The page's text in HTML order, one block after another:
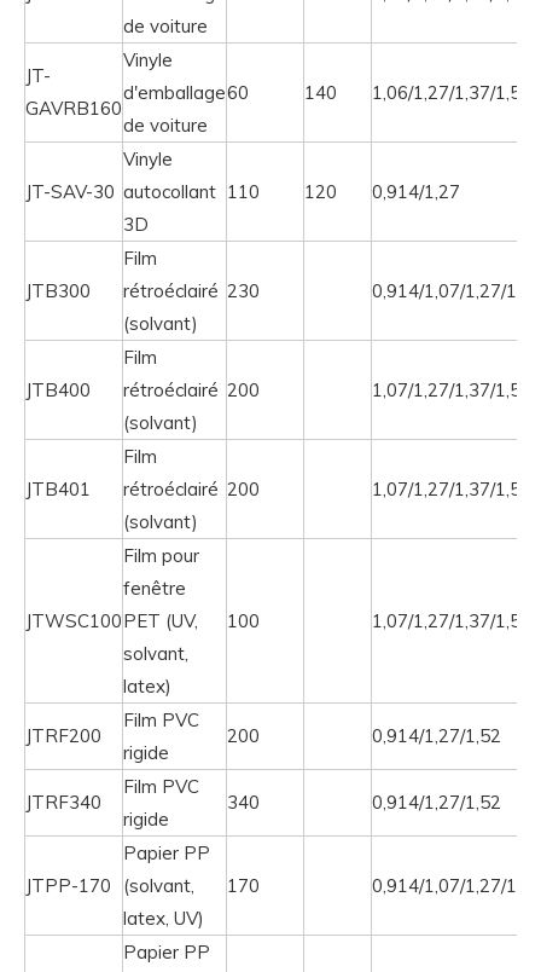
de voiture
JT-
GAVRB160
Vinyle
d'emballage
de voiture
60 140 1,06/1,27/1,37/1,52
JT-SAV-30
Vinyle
autocollant
3D
110 120 0,914/1,27
JTB300
Film
rétroéclairé
(solvant)
230 0,914/1,07/1,27/1,52
JTB400
Film
rétroéclairé
(solvant)
200 1,07/1,27/1,37/1,52
JTB401
Film
rétroéclairé
(solvant)
200 1,07/1,27/1,37/1,52
JTWSC100
Film pour
fenêtre
PET (UV,
solvant,
latex)
100 1,07/1,27/1,37/1,52
JTRF200
Film PVC
rigide
200 0,914/1,27/1,52
JTRF340
Film PVC
rigide
340 0,914/1,27/1,52
JTPP-170
Papier PP
(solvant,
latex, UV)
170 0,914/1,07/1,27/
Papier PP